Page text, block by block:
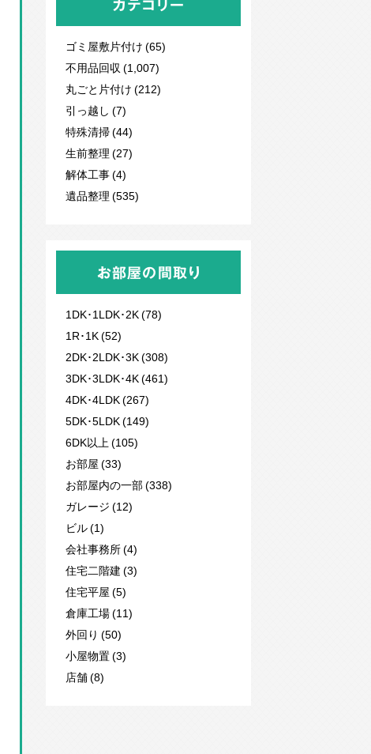
カテゴリー
ゴミ屋敷片付け (65)
不用品回収 (1,007)
丸ごと片付け (212)
引っ越し (7)
特殊清掃 (44)
生前整理 (27)
解体工事 (4)
遺品整理 (535)
お部屋の間取り
1DK･1LDK･2K (78)
1R･1K (52)
2DK･2LDK･3K (308)
3DK･3LDK･4K (461)
4DK･4LDK (267)
5DK･5LDK (149)
6DK以上 (105)
お部屋 (33)
お部屋内の一部 (338)
ガレージ (12)
ビル (1)
会社事務所 (4)
住宅二階建 (3)
住宅平屋 (5)
倉庫工場 (11)
外回り (50)
小屋物置 (3)
店舗 (8)